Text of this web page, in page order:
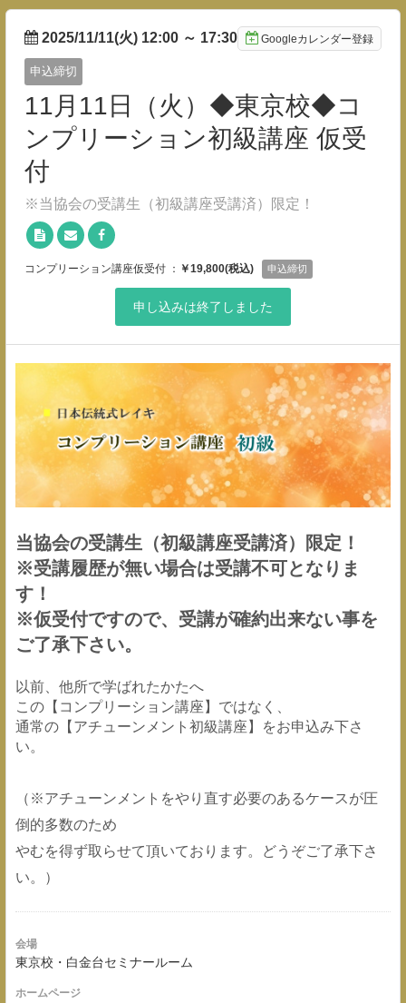
2025/11/11(火) 12:00 ～ 17:30 Googleカレンダー登録
申込締切
11月11日（火）◆東京校◆コ
ンプリーション初級講座 仮受
付
※当協会の受講生（初級講座受講済）限定！
コンプリーション講座仮受付 ： ￥19,800(税込) 申込締切
申し込みは終了しました
当協会の受講生（初級講座受講済）限定！
※受講履歴が無い場合は受講不可となりま
す！
※仮受付ですので、受講が確約出来ない事を
ご了承下さい。
以前、他所で学ばれたかたへ
この【コンプリーション講座】ではなく、
通常の【アチューンメント初級講座】をお申込み下さ
い。
（※アチューンメントをやり直す必要のあるケースが圧
倒的多数のため
やむを得ず取らせて頂いております。どうぞご了承下さ
い。）
会場
東京校・白金台セミナールーム
ホームページ